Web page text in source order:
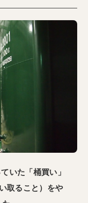
いた「桶買い」
取ること）をや